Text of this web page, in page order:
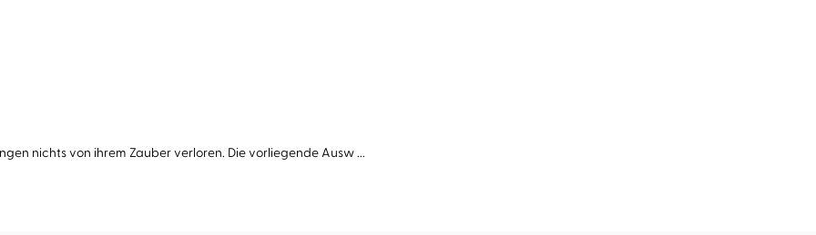
nichts von ihrem Zauber verloren. Die vorliegende Ausw ...